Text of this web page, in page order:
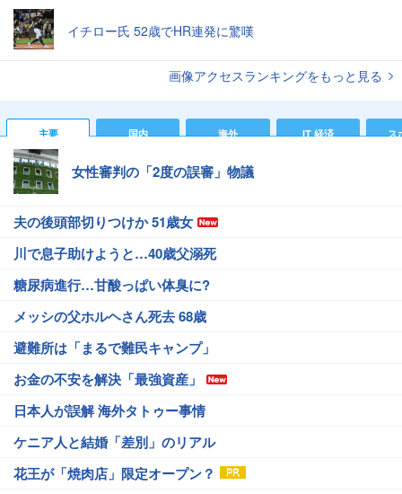
イチロー氏 52歳でHR連発に驚嘆
画像アクセスランキングをもっと見る
主要 国内 海外 IT 経済 ス
女性審判の「2度の誤審」物議
夫の後頭部切りつけか 51歳女
川で息子助けようと…40歳父溺死
糖尿病進行…甘酸っぱい体臭に?
メッシの父ホルヘさん死去 68歳
避難所は「まるで難民キャンプ」
お金の不安を解決「最強資産」
日本人が誤解 海外タトゥー事情
ケニア人と結婚「差別」のリアル
花王が「焼肉店」限定オープン？